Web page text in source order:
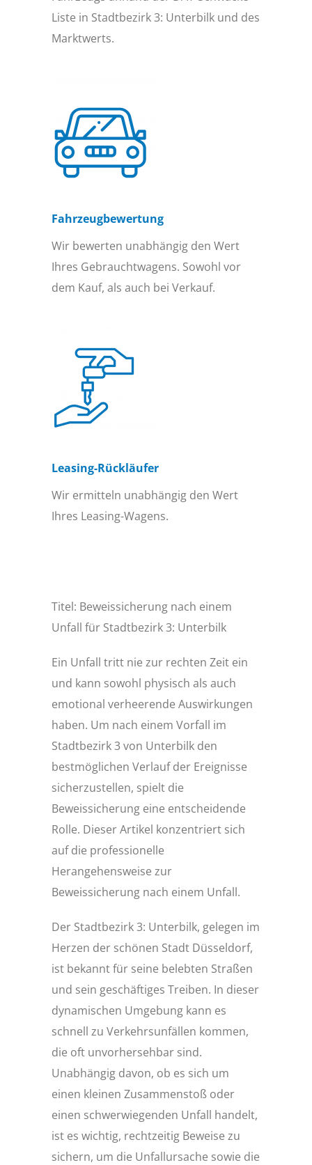
Liste in Stadtbezirk 3: Unterbilk und des
Marktwerts.
Fahrzeugbewertung
Wir bewerten unabhängig den Wert
Ihres Gebrauchtwagens. Sowohl vor
dem Kauf, als auch bei Verkauf.
Leasing-Rückläufer
Wir ermitteln unabhängig den Wert
Ihres Leasing-Wagens.
Titel: Beweissicherung nach einem
Unfall für Stadtbezirk 3: Unterbilk
Ein Unfall tritt nie zur rechten Zeit ein
und kann sowohl physisch als auch
emotional verheerende Auswirkungen
haben. Um nach einem Vorfall im
Stadtbezirk 3 von Unterbilk den
bestmöglichen Verlauf der Ereignisse
sicherzustellen, spielt die
Beweissicherung eine entscheidende
Rolle. Dieser Artikel konzentriert sich
auf die professionelle
Herangehensweise zur
Beweissicherung nach einem Unfall.
Der Stadtbezirk 3: Unterbilk, gelegen im
Herzen der schönen Stadt Düsseldorf,
ist bekannt für seine belebten Straßen
und sein geschäftiges Treiben. In dieser
dynamischen Umgebung kann es
schnell zu Verkehrsunfällen kommen,
die oft unvorhersehbar sind.
Unabhängig davon, ob es sich um
einen kleinen Zusammenstoß oder
einen schwerwiegenden Unfall handelt,
ist es wichtig, rechtzeitig Beweise zu
sichern, um die Unfallursache sowie die